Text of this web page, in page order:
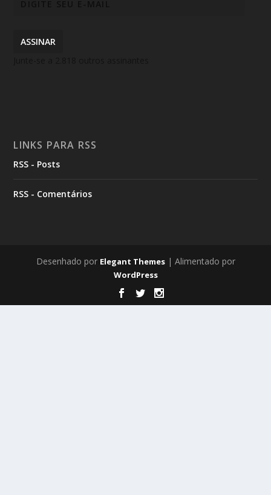
ASSINAR
LINKS PARA RSS
RSS - Posts
RSS - Comentários
Desenhado por Elegant Themes| Alimentado por
WordPress